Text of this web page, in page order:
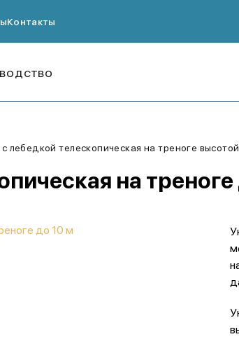
Контакты
лебедкой телескопическая на треноге
на